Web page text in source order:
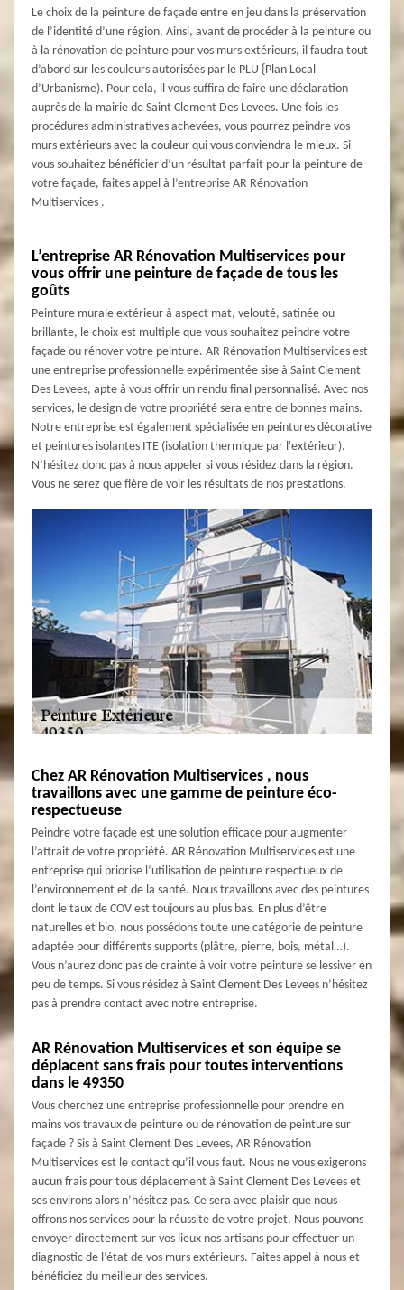
Le choix de la peinture de façade entre en jeu dans la préservation
de l’identité d’une région. Ainsi, avant de procéder à la peinture ou
à la rénovation de peinture pour vos murs extérieurs, il faudra tout
d’abord sur les couleurs autorisées par le PLU {Plan Local
d’Urbanisme). Pour cela, il vous suffira de faire une déclaration
auprès de la mairie de Saint Clement Des Levees. Une fois les
procédures administratives achevées, vous pourrez peindre vos
murs extérieurs avec la couleur qui vous conviendra le mieux. Si
vous souhaitez bénéficier d’un résultat parfait pour la peinture de
votre façade, faites appel à l’entreprise AR Rénovation
Multiservices .
L’entreprise AR Rénovation Multiservices pour
vous offrir une peinture de façade de tous les
goûts
Peinture murale extérieur à aspect mat, velouté, satinée ou
brillante, le choix est multiple que vous souhaitez peindre votre
façade ou rénover votre peinture. AR Rénovation Multiservices est
une entreprise professionnelle expérimentée sise à Saint Clement
Des Levees, apte à vous offrir un rendu final personnalisé. Avec nos
services, le design de votre propriété sera entre de bonnes mains.
Notre entreprise est également spécialisée en peintures décorative
et peintures isolantes ITE (isolation thermique par l'extérieur).
N’hésitez donc pas à nous appeler si vous résidez dans la région.
Vous ne serez que fière de voir les résultats de nos prestations.
Chez AR Rénovation Multiservices , nous
travaillons avec une gamme de peinture éco-
respectueuse
Peindre votre façade est une solution efficace pour augmenter
l’attrait de votre propriété. AR Rénovation Multiservices est une
entreprise qui priorise l’utilisation de peinture respectueux de
l’environnement et de la santé. Nous travaillons avec des peintures
dont le taux de COV est toujours au plus bas. En plus d’être
naturelles et bio, nous possédons toute une catégorie de peinture
adaptée pour différents supports (plâtre, pierre, bois, métal…).
Vous n’aurez donc pas de crainte à voir votre peinture se lessiver en
peu de temps. Si vous résidez à Saint Clement Des Levees n’hésitez
pas à prendre contact avec notre entreprise.
AR Rénovation Multiservices et son équipe se
déplacent sans frais pour toutes interventions
dans le 49350
Vous cherchez une entreprise professionnelle pour prendre en
mains vos travaux de peinture ou de rénovation de peinture sur
façade ? Sis à Saint Clement Des Levees, AR Rénovation
Multiservices est le contact qu’il vous faut. Nous ne vous exigerons
aucun frais pour tous déplacement à Saint Clement Des Levees et
ses environs alors n’hésitez pas. Ce sera avec plaisir que nous
offrons nos services pour la réussite de votre projet. Nous pouvons
envoyer directement sur vos lieux nos artisans pour effectuer un
diagnostic de l’état de vos murs extérieurs. Faites appel à nous et
bénéficiez du meilleur des services.